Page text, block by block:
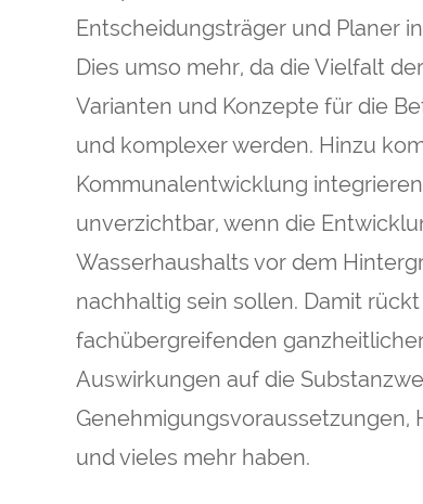
Entscheidungsträger und Planer
Dies umso mehr, da die Vielfalt
Varianten und Konzepte für die
und komplexer werden. Hinzu
Kommunalentwicklung
unverzichtbar, wenn die
Wasserhaushalts vor dem
nachhaltig sein sollen. Damit
fachübergreifenden
Auswirkungen auf die
Genehmigungsvoraussetzungen,
und vieles mehr haben.